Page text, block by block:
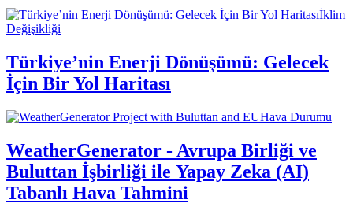
İklim
Değişikliği
Türkiye’nin Enerji Dönüşümü: Gelecek
İçin Bir Yol Haritası
Hava Durumu
WeatherGenerator - Avrupa Birliği ve
Buluttan İşbirliği ile Yapay Zeka (AI)
Tabanlı Hava Tahmini